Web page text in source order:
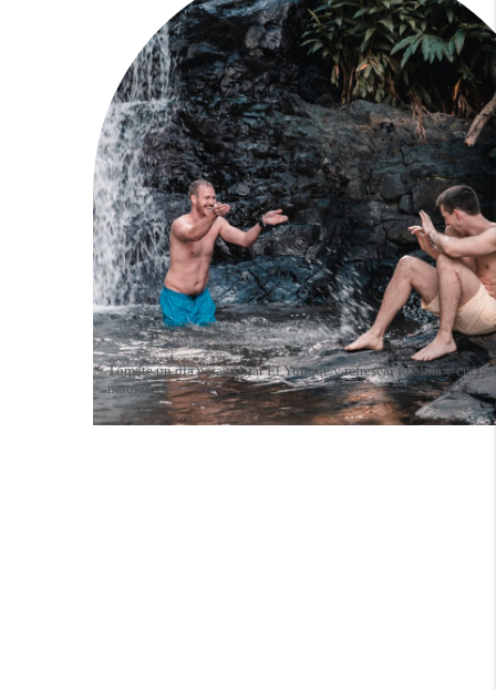
Tómate un día para visitar El Yunque y refrescar tu alma y
naturaleza.